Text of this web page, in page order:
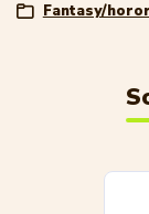
Fantasy/